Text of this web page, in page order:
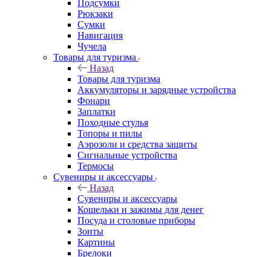
Подсумки
Рюкзаки
Сумки
Навигация
Чучела
Товары для туризма
Назад
Товары для туризма
Аккумуляторы и зарядные устройства
Фонари
Заплатки
Походные стулья
Топоры и пилы
Аэрозоли и средства защиты
Сигнальные устройства
Термосы
Сувениры и аксессуары
Назад
Сувениры и аксессуары
Кошельки и зажимы для денег
Посуда и столовые приборы
Зонты
Картины
Брелоки